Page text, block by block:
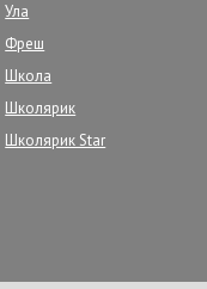
Ула
Фреш
Школа
Школярик
Школярик Star